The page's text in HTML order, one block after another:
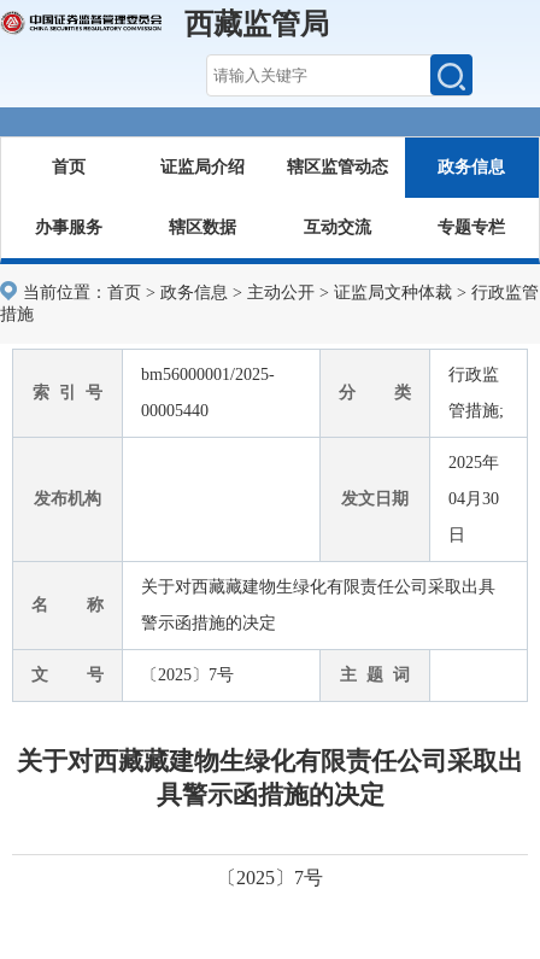
西藏监管局
首页 证监局介绍 辖区监管动态 政务信息
办事服务 辖区数据 互动交流 专题专栏
当前位置： 首页 > 政务信息 > 主动公开 > 证监局文种体裁 > 行政监管
措施
索 引 号
bm56000001/2025-
00005440
分 类
行政监
管措施;
发布机构 发文日期
2025年
04月30
日
名 称
关于对西藏藏建物生绿化有限责任公司采取出具
警示函措施的决定
文 号 〔2025〕7号 主 题 词
关于对西藏藏建物生绿化有限责任公司采取出
具警示函措施的决定
〔2025〕7号